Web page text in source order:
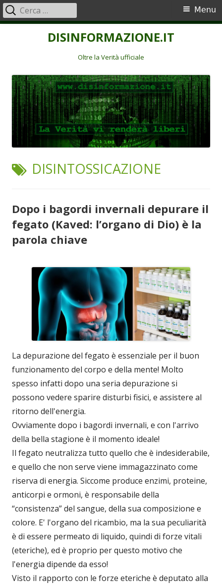
DISINFORMAZIONE.IT
Oltre la Verità ufficiale
Menu
principale
Menu
Ricerca
per:
TAG:
DISINTOSSICAZIONE
Dopo i bagordi invernali depurare il
fegato (Kaved: l’organo di Dio) è la
parola chiave
La depurazione del fegato è essenziale per il buon
funzionamento del corpo e della mente! Molto
spesso infatti dopo una seria depurazione si
possono vedere sparire disturbi fisici, e assistere al
ritorno dell'energia.
Ovviamente dopo i bagordi invernali, e con l'arrivo
della bella stagione è il momento ideale!
Il fegato neutralizza tutto quello che è indesiderabile,
e quello che non serve viene immagazzinato come
riserva di energia. Siccome produce enzimi, proteine,
anticorpi e ormoni, è responsabile della
“consistenza” del sangue, della sua composizione e
colore. E' l'organo del ricambio, ma la sua peculiarità
è di essere permeato di liquido, quindi di forze vitali
(eteriche), ed è proprio per questo motivo che
l'energia dipende da esso!
Visto il rapporto con le forze eteriche è deputato alla